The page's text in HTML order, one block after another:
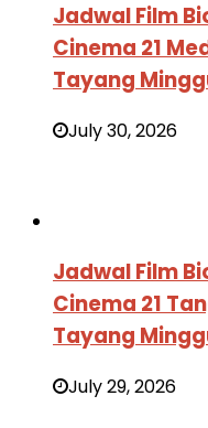
Jadwal Film
Cinema 21
Tayang
July 30, 2026
Jadwal Film
Cinema 21
Tayang
July 29, 2026